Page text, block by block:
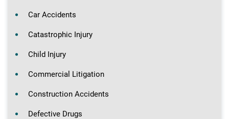
Car Accidents
Catastrophic Injury
Child Injury
Commercial Litigation
Construction Accidents
Defective Drugs